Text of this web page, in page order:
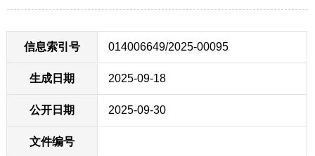
信息索引号 014006649/2025-00095
生成日期 2025-09-18
公开日期 2025-09-30
文件编号